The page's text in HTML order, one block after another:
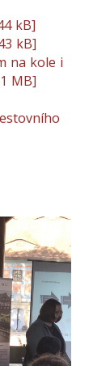
kB]
kB]
na kole i
MB]